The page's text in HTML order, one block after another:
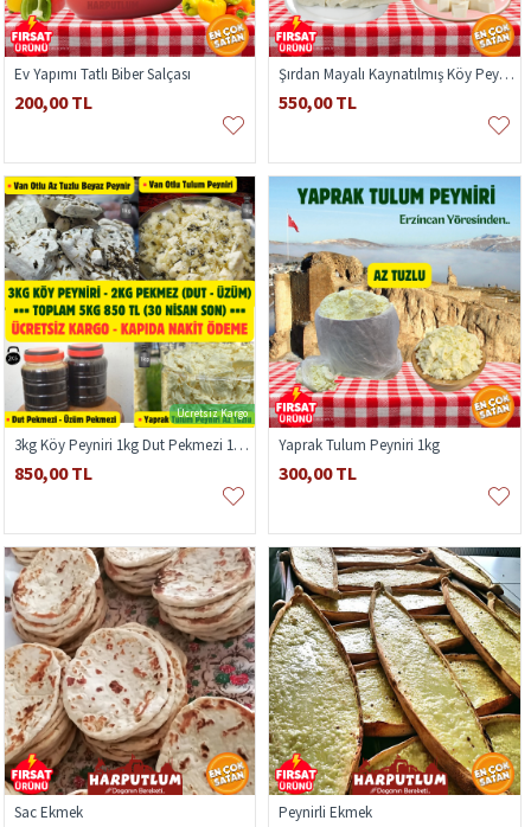
Ev Yapımı Tatlı Biber Salçası
200,00 TL
Şırdan Mayalı Kaynatılmış Köy Peyniri 1kg
550,00 TL
Ücretsiz Kargo
3kg Köy Peyniri 1kg Dut Pekmezi 1kg Üzüm Pekmezi
850,00 TL
Yaprak Tulum Peyniri 1kg
300,00 TL
Sac Ekmek Peynirli Ekmek